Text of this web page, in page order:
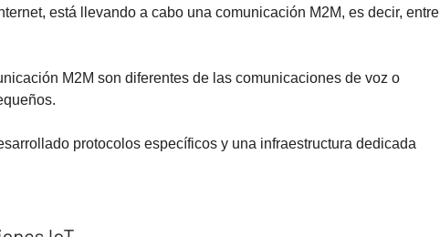
está llevando a cabo una comunicación M2M, es decir, entre
M2M son diferentes de las comunicaciones de voz o
protocolos específicos y una infraestructura dedicada